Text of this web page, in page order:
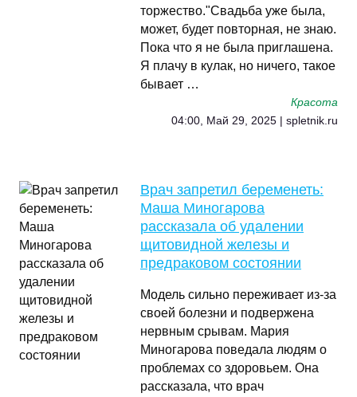
торжество."Свадьба уже была,
может, будет повторная, не знаю.
Пока что я не была приглашена.
Я плачу в кулак, но ничего, такое
бывает …
Красота
04:00, Май 29, 2025 | spletnik.ru
Врач запретил беременеть:
Маша Миногарова
рассказала об удалении
щитовидной железы и
предраковом состоянии
Модель сильно переживает из-за
своей болезни и подвержена
нервным срывам. Мария
Миногарова поведала людям о
проблемах со здоровьем. Она
рассказала, что врач